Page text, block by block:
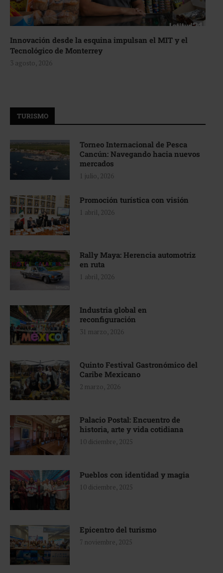
Innovación desde la esquina impulsan el MIT y el
Tecnológico de Monterrey
3 agosto, 2026
TURISMO
Torneo Internacional de Pesca
Cancún: Navegando hacia nuevos
mercados
1 julio, 2026
Promoción turística con visión
1 abril, 2026
Rally Maya: Herencia automotriz
en ruta
1 abril, 2026
Industria global en
reconfiguración
31 marzo, 2026
Quinto Festival Gastronómico del
Caribe Mexicano
2 marzo, 2026
Palacio Postal: Encuentro de
historia, arte y vida cotidiana
10 diciembre, 2025
Pueblos con identidad y magia
10 diciembre, 2025
Epicentro del turismo
7 noviembre, 2025